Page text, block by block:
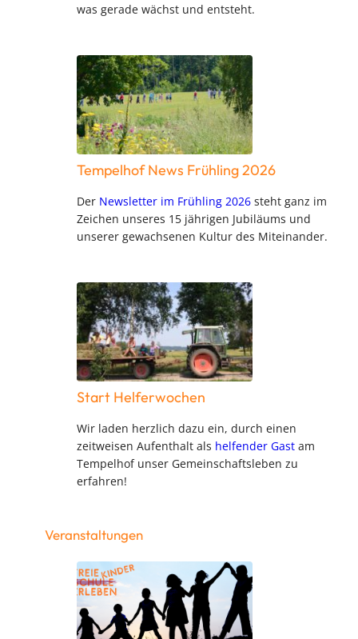
was gerade wächst und entsteht.
Tempelhof News Frühling 2026
Der Newsletter im Frühling 2026 steht ganz im
Zeichen unseres 15 jährigen Jubiläums und
unserer gewachsenen Kultur des Miteinander.
Start Helferwochen
Wir laden herzlich dazu ein, durch einen
zeitweisen Aufenthalt als helfender Gast am
Tempelhof unser Gemeinschaftsleben zu
erfahren!
Veranstaltungen